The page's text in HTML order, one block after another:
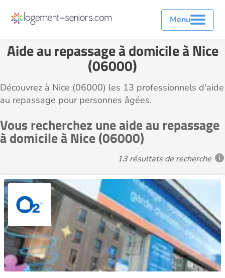
Menu
Aide au repassage à domicile à Nice
(06000)
Découvrez à Nice (06000) les 13 professionnels d'aide
au repassage pour personnes âgées.
Vous recherchez une aide au repassage
à domicile à Nice (06000)
13 résultats de recherche